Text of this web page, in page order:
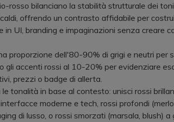
rosso bilanciano la stabilità strutturale dei
offrendo un contrasto affidabile per
in UI, branding e impaginazioni senza creare
proporzione dell'80-90% di grigi e neutri per
gli accenti rossi al 10-20% per evidenziare
prezzi o badge di allerta.
tonalità in base al contesto: unisci rossi
moderne e tech, rossi profondi
di lusso, o rossi smorzati (marsala, blush)